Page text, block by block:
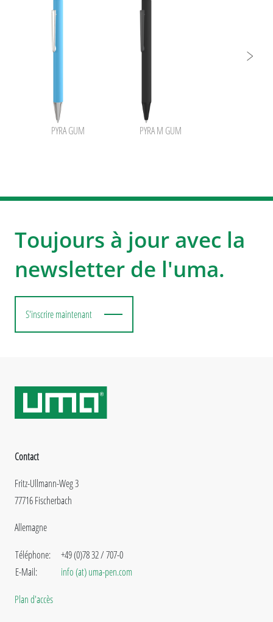
PYRA GUM PYRA M GUM
Toujours à jour avec la
newsletter de l'uma.
S'inscrire maintenant
Contact
Fritz-Ullmann-Weg 3
77716 Fischerbach
Allemagne
Téléphone:
E-Mail:
+49 (0)78 32 / 707-0
info (at) uma-pen.com
Plan d'accès